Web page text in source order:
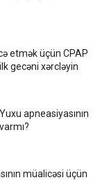
etmək üçün CPAP
gecəni xərcləyin
apneasiyasının
müalicəsi üçün